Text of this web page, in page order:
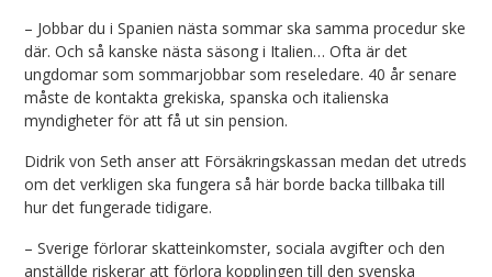
– Jobbar du i Spanien nästa sommar ska samma procedur ske
där. Och så kanske nästa säsong i Italien… Ofta är det
ungdomar som sommarjobbar som reseledare. 40 år senare
måste de kontakta grekiska, spanska och italienska
myndigheter för att få ut sin pension.
Didrik von Seth anser att Försäkringskassan medan det utreds
om det verkligen ska fungera så här borde backa tillbaka till
hur det fungerade tidigare.
– Sverige förlorar skatteinkomster, sociala avgifter och den
anställde riskerar att förlora kopplingen till den svenska